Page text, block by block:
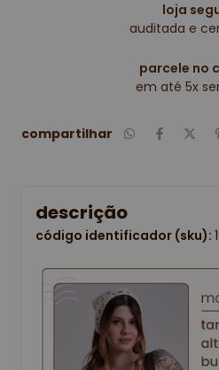
loja
auditada e
parcele no
em até 5x
compartilhar
descrição
código identificador (sku):